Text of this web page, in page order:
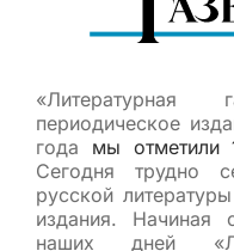
периодическое
года мы отметили
Сегодня трудно
русской
издания.
наших дней